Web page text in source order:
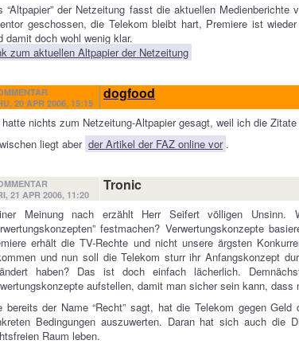
“Altpapier” der Netzeitung fasst die aktuellen
geschossen, die Telekom bleibt hart, Premiere ist
damit doch wohl wenig klar.
zum aktuellen Altpapier der Netzeitung
20 APR 2006, 15:15
dogfood
nichts zum Netzeitung-Altpapier gesagt, weil ich die
liegt aber der Artikel der FAZ online vor .
21 APR 2006, 11:20
Tronic
Meinung nach erzählt Herr Seifert völligen
festmachen? Verwertungskonzepte
erhält die TV-Rechte und nicht unsere ärgsten
und nun soll die Telekom sturr ihr Anfangskonzept
haben? Das ist doch einfach lächerlich.
aufstellen, damit man sicher sein kann,
bereits der Name “Recht” sagt, hat die Telekom gegen
Bedingungen auszuwerten. Daran hat sich auch
Raum leben.